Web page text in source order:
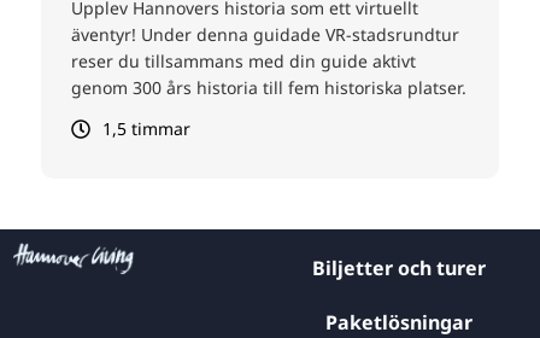
Leibniz fotspår. Vid utvalda hållplatser får du ta
del av spännande berättelser om hans liv och
idéer – och det ingår även något att dricka.
Biljetter och turer
Paketlösningar